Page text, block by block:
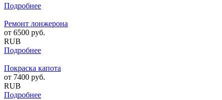
Подробнее
Ремонт лонжерона
от 6500 руб.
RUB
Подробнее
Покраска капота
от 7400 руб.
RUB
Подробнее